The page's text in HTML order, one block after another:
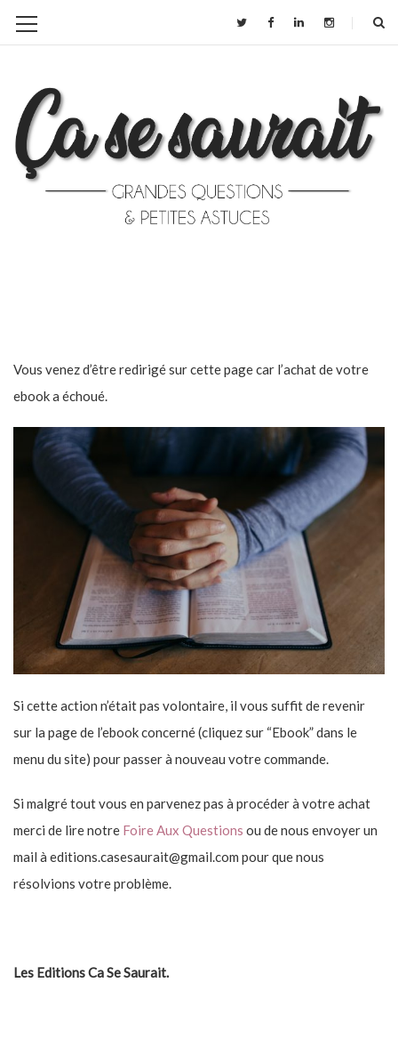
Vous venez d’être redirigé sur cette page car l’achat de votre
ebook a échoué.
Si cette action n’était pas volontaire, il vous suffit de revenir
sur la page de l’ebook concerné (cliquez sur “Ebook” dans le
menu du site) pour passer à nouveau votre commande.
Si malgré tout vous en parvenez pas à procéder à votre achat
merci de lire notre Foire Aux Questions ou de nous envoyer un
mail à editions.casesaurait@gmail.com pour que nous
résolvions votre problème.
Les Editions Ca Se Saurait.